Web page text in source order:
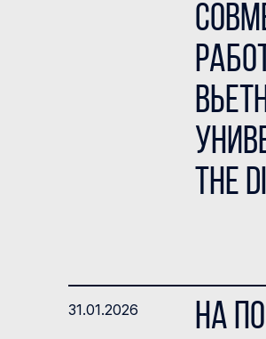
the
31.01.2026
На